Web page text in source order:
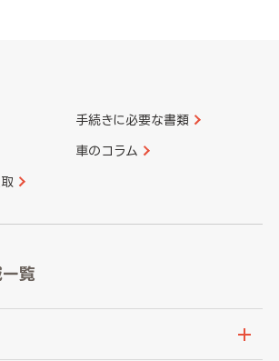
手続きに必要な書類
車のコラム
覧